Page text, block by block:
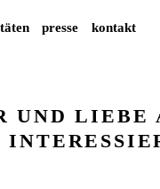
presse kontakt
UND LIEBE